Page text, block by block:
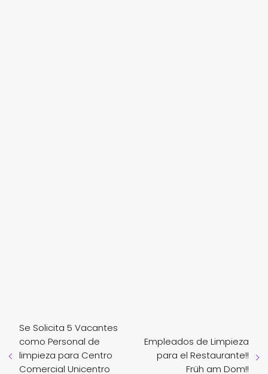
Se Solicita 5 Vacantes
como Personal de
limpieza para Centro
Comercial Unicentro
Empleados de Limpieza
para el Restaurante!!
Früh am Dom!!